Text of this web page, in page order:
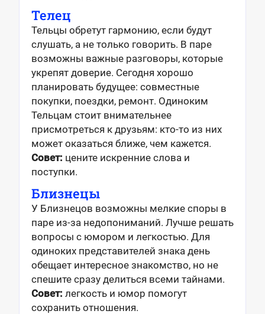
Телец
Тельцы обретут гармонию, если будут
слушать, а не только говорить. В паре
возможны важные разговоры, которые
укрепят доверие. Сегодня хорошо
планировать будущее: совместные
покупки, поездки, ремонт. Одиноким
Тельцам стоит внимательнее
присмотреться к друзьям: кто-то из них
может оказаться ближе, чем кажется.
Совет: цените искренние слова и
поступки.
Близнецы
У Близнецов возможны мелкие споры в
паре из-за недопониманий. Лучше решать
вопросы с юмором и легкостью. Для
одиноких представителей знака день
обещает интересное знакомство, но не
спешите сразу делиться всеми тайнами.
Совет: легкость и юмор помогут
сохранить отношения.